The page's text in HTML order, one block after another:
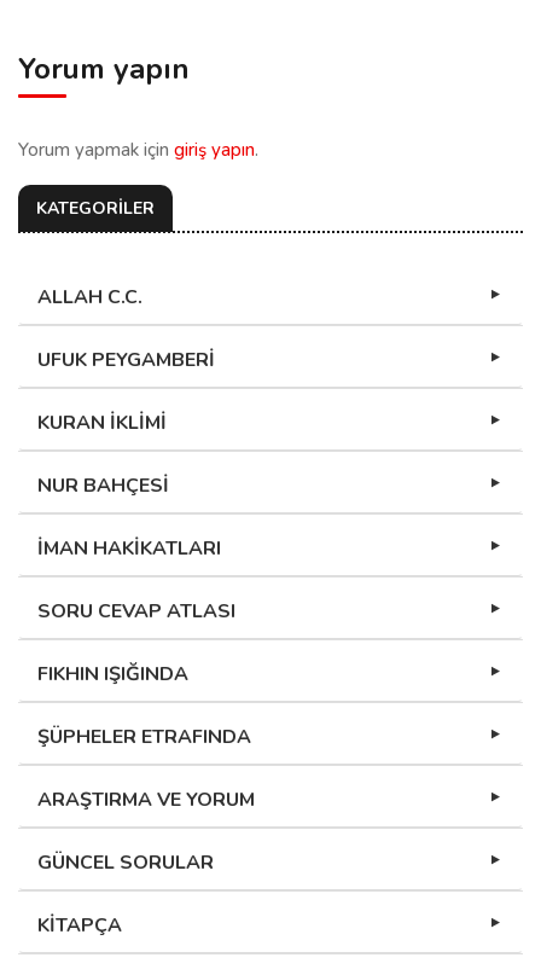
Yorum yapın
Yorum yapmak için giriş yapın.
KATEGORİLER
ALLAH C.C.
UFUK PEYGAMBERİ
KURAN İKLİMİ
NUR BAHÇESİ
İMAN HAKİKATLARI
SORU CEVAP ATLASI
FIKHIN IŞIĞINDA
ŞÜPHELER ETRAFINDA
ARAŞTIRMA VE YORUM
GÜNCEL SORULAR
KİTAPÇA